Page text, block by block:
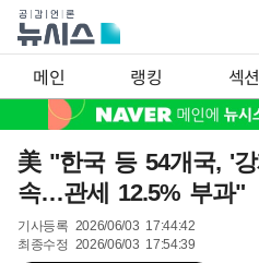
메인 랭킹 섹션
美 "한국 등 54개국, '
속…관세 12.5% 부과"
기사등록 2026/06/03 17:44:42
최종수정 2026/06/03 17:54:39